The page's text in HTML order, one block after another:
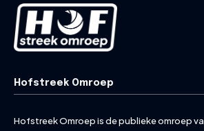
Hofstreek Omroep
Hofstreek Omroep is de publieke omroep